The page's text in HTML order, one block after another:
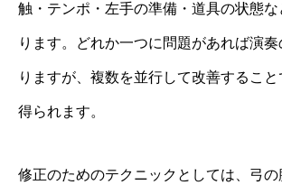
触・テンポ・左手の準備・道具の状態な
ります。どれか一つに問題があれば演
りますが、複数を並行して改善するこ
得られます。
修正のためのテクニックとしては、弓